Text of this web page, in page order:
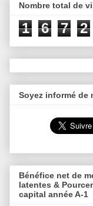
Nombre total de
1 6 7 2
Soyez informé de
Bénéfice net de
latentes &
capital année A-1